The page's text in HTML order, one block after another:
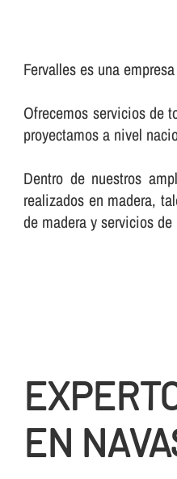
Fervalles es una
Ofrecemos servicios de
proyectamos a nivel
Dentro de nuestros
realizados en madera,
de madera y servicios
EN